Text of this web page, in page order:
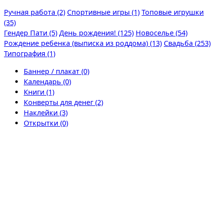
Ручная работа (2) Спортивные игры (1) Топовые игрушки
(35)
Гендер Пати (5) День рождения! (125) Новоселье (54)
Рождение ребенка (выписка из роддома) (13) Свадьба (253)
Типография (1)
Баннер / плакат (0)
Календарь (0)
Книги (1)
Конверты для денег (2)
Наклейки (3)
Открытки (0)